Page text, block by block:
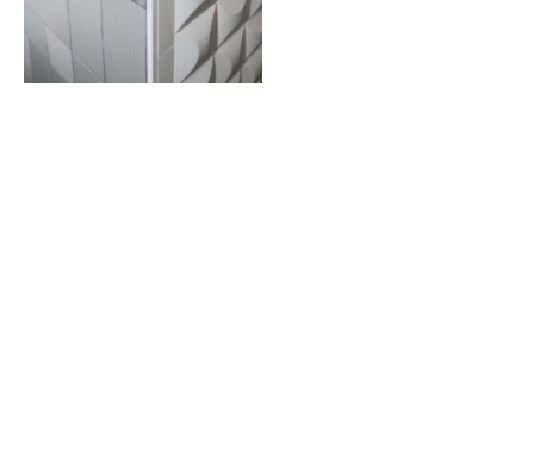
BAD
KÜCHE
GEWERBEOBJEKTE